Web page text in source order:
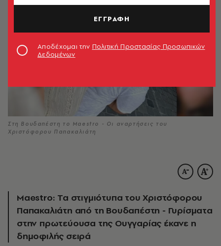
Στη Βουδαπέστη το Maestro - Οι αναρτήσεις του
Χριστόφορου Παπακαλιάτη
Maestro: Τα στιγμιότυπα του Χριστόφορου
Παπακαλιάτη από τη Βουδαπέστη - Γυρίσματα
στην πρωτεύουσα της Ουγγαρίας έκανε η
δημοφιλής σειρά
ΕΓΓΡΑΦΗ
Αποδέχομαι την Πολιτική Προστασίας Προσωπικών
Δεδομένων